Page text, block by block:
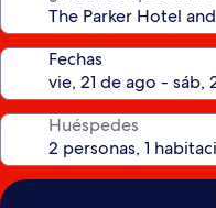
Fechas
Huéspedes